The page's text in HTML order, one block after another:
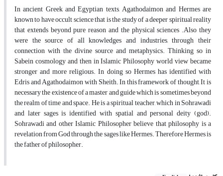
In ancient Greek and Egyptian texts, Agathodaimon and Hermes are
known to have occult science that is the study of a deeper spiritual reality
that extends beyond pure reason and the physical sciences .Also they
were the source of all knowledges and industries, through their
connection with the divine source and metaphysics. Thinking so in
Sabein cosmology and then in Islamic Philosophy world view became
stronger and more religious. In doing so Hermes has identified with
Edris and Agathodaimon with Sheith. In this framework of thought, It is
necessary the existence of a master and guide which is sometimes beyond
the realm of time and space. He is a spiritual teacher, which in Sohrawadi
and later sages is identified with spatial and personal deity (god).
Sohrawadi and other Islamic Philosopher believe that philosophy is a
revelation from God through the sages like Hermes. Therefore Hermes is
the father of philosopher.